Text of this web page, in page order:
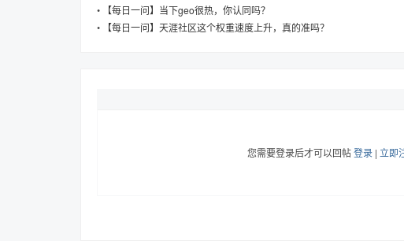
•
【每日一问】当下geo很热，你认同吗？
•
【每日一问】天涯社区这个权重速度上升，真的准吗？
您需要登录后才可以回帖登录 | 立即